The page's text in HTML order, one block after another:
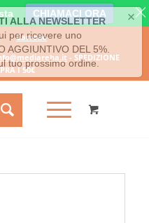
Carrello
- SPEDIZIONE
I 50€
CHIAMACI ORA